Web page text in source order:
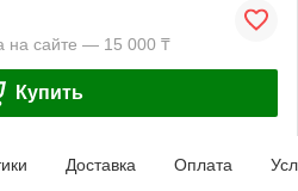
на сайте — 15 000 ₸
Купить
Доставка Оплата